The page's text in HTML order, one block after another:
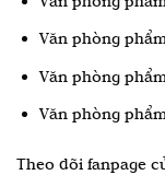
Văn phòng
Văn phòng
Văn phòng
Theo dõi fanpage